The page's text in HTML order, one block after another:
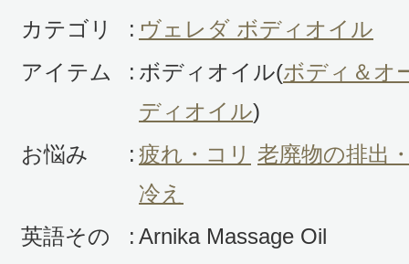
投稿日：2025年10月
たこ 様 ／60代以上
リミング・ボディライン/リラックス
購入品：アルニカ マッサージオイル
ボディマッサージに使っています。
カテゴリ
: ヴェレダ ボディオイル
アイテム
: ボディオイル(ボディ＆オ
ディオイル)
お悩み
: 疲れ・コリ 老廃物の排出
冷え
英語その
: Arnika Massage Oil